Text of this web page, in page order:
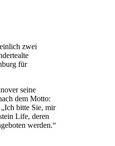
zwei
für
seine
dem Motto:
bitte Sie, mir
Life, deren
werden.“